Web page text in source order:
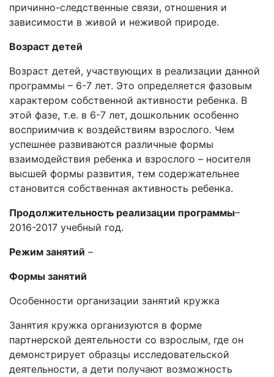
причинно-следственные связи, отношения и
зависимости в живой и неживой природе.
Возраст детей
Возраст детей, участвующих в реализации данной
программы – 6-7 лет. Это определяется фазовым
характером собственной активности ребенка. В
этой фазе, т.е. в 6-7 лет, дошкольник особенно
восприимчив к воздействиям взрослого. Чем
успешнее развиваются различные формы
взаимодействия ребенка и взрослого – носителя
высшей формы развития, тем содержательнее
становится собственная активность ребенка.
Продолжительность реализации программы–
2016-2017 учебный год.
Режим занятий –
Формы занятий
Особенности организации занятий кружка
Занятия кружка организуются в форме
партнерской деятельности со взрослым, где он
демонстрирует образцы исследовательской
деятельности, а дети получают возможность